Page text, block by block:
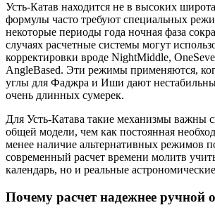
Усть-Катав находится не в высоких
формулы часто требуют специальных
некоторые периоды года ночная фаза
случаях расчетные системы могут
корректировки вроде NightMiddle,
AngleBased. Эти режимы применяются,
углы для Фаджра и Иши дают
очень длинных сумерек.
Для Усть-Катава такие механизмы важны
общей модели, чем как постоянная
менее наличие альтернативных режимов
современный расчет времени молитв
календарь, но и реальные
Почему расчет надежнее ручной